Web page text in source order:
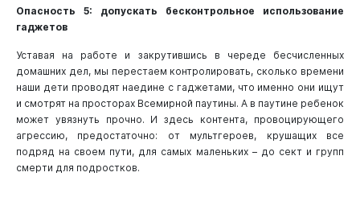
Опасность 5: допускать бесконтрольное использование
гаджетов
Уставая на работе и закрутившись в череде бесчисленных
домашних дел, мы перестаем контролировать, сколько времени
наши дети проводят наедине с гаджетами, что именно они ищут
и смотрят на просторах Всемирной паутины. А в паутине ребенок
может увязнуть прочно. И здесь контента, провоцирующего
агрессию, предостаточно: от мультгероев, крушащих все
подряд на своем пути, для самых маленьких – до сект и групп
смерти для подростков.